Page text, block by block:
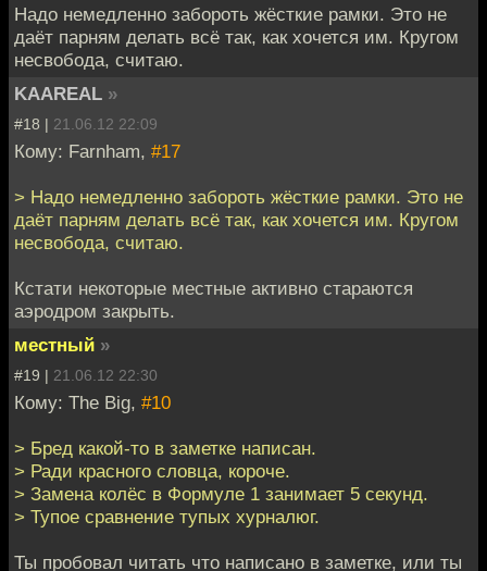
Надо немедленно забороть жёсткие рамки. Это не
даёт парням делать всё так, как хочется им. Кругом
несвобода, считаю.
KAAREAL »
#18 | 21.06.12 22:09
Кому: Farnham, #17
> Надо немедленно забороть жёсткие рамки. Это не
даёт парням делать всё так, как хочется им. Кругом
несвобода, считаю.
Кстати некоторые местные активно стараются
аэродром закрыть.
местный »
#19 | 21.06.12 22:30
Кому: The Big, #10
> Бред какой-то в заметке написан.
> Ради красного словца, короче.
> Замена колёс в Формуле 1 занимает 5 секунд.
> Тупое сравнение тупых хурналюг.
Ты пробовал читать что написано в заметке, или ты